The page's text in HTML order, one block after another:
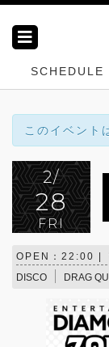
SCHEDULE
このイベント
2/
28
FRI
OPEN：22:00 |
DISCO
DRAG